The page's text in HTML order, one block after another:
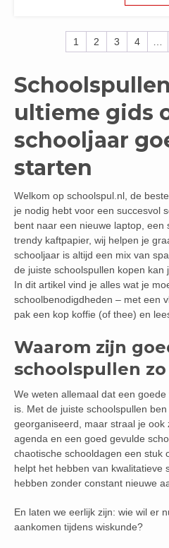
1 2 3 4
ultieme gids
schooljaar
starten
Welkom op schoolspul.nl, de
je nodig hebt voor een succesvol
bent naar een nieuwe laptop,
trendy kaftpapier, wij helpen je
schooljaar is altijd een mix van
de juiste schoolspullen kopen kan
In dit artikel vind je alles wat je
schoolbenodigdheden – met een
pak een kop koffie (of thee) en
Waarom zijn
schoolspullen
We weten allemaal dat een
is. Met de juiste schoolspullen
georganiseerd, maar straal je ook
agenda en een goed gevulde
chaotische schooldagen een stuk
helpt het hebben van kwalitatieve
hebben zonder constant nieuwe
En laten we eerlijk zijn: wie wil er
aankomen tijdens wiskunde?